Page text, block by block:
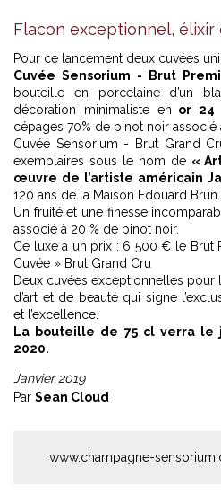
Flacon exceptionnel, élixir
Pour ce lancement deux cuvées
Cuvée Sensorium - Brut
bouteille en porcelaine d’un
décoration minimaliste en or 24
cépages 70% de pinot noir associé
Cuvée Sensorium - Brut Grand
exemplaires sous le nom de «
œuvre de l’artiste américain
120 ans de la Maison Edouard Brun.
Un fruité et une finesse
associé à 20 % de pinot noir.
Ce luxe a un prix : 6 500 € le
Cuvée » Brut Grand Cru
Deux cuvées exceptionnelles pour
d’art et de beauté qui signe
et l’excellence.
La bouteille de 75 cl verra le
2020.
Janvier 2019
Par Sean Cloud
www.champagne-